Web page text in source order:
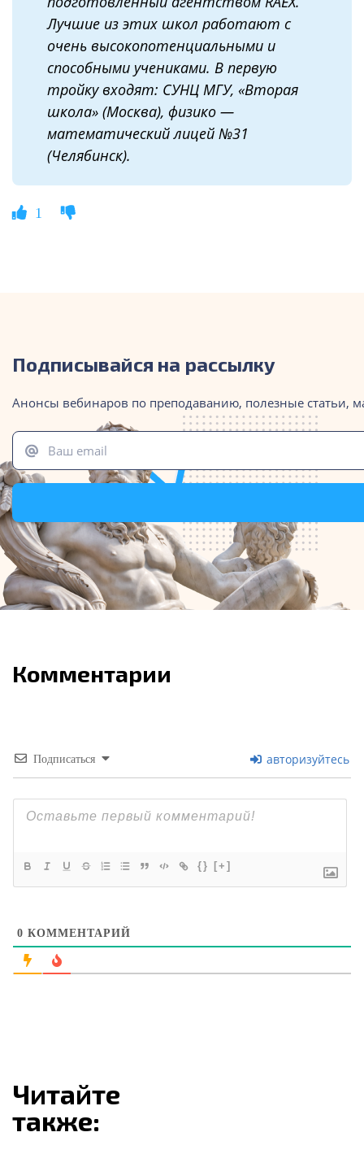
Лучшие из этих школ работают с
очень высокопотенциальными и
способными учениками. В первую
тройку входят: СУНЦ МГУ, «Вторая
школа» (Москва), физико —
математический лицей №31
(Челябинск).
1
Подписывайся на рассылку
Анонсы вебинаров по преподаванию, полезные статьи,
Ваш email
Комментарии
Подписаться авторизуйтесь
{} [+]
0 КОММЕНТАРИЙ
Читайте
также: